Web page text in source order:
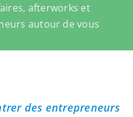
afterworks et
autour de vous
des entrepreneurs